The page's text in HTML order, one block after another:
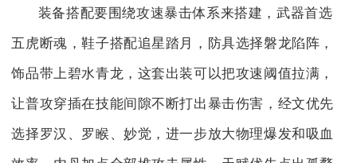
装备搭配要围绕攻速暴击体系来搭建，武器首选
五虎断魂，鞋子搭配追星踏月，防具选择磐龙陷阵，
饰品带上碧水青龙，这套出装可以把攻速阈值拉满，
让普攻穿插在技能间隙不断打出暴击伤害，经文优先
选择罗汉、罗睺、妙觉，进一步放大物理爆发和吸血